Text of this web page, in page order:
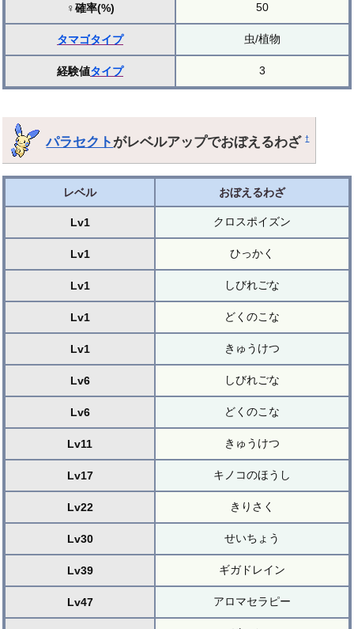
♀確率(%) 50
タマゴタイプ 虫/植物
経験値タイプ 3
パラセクトがレベルアップでおぼえるわざ†
レベル おぼえるわざ
Lv1 クロスポイズン
Lv1 ひっかく
Lv1 しびれごな
Lv1 どくのこな
Lv1 きゅうけつ
Lv6 しびれごな
Lv6 どくのこな
Lv11 きゅうけつ
Lv17 キノコのほうし
Lv22 きりさく
Lv30 せいちょう
Lv39 ギガドレイン
Lv47 アロマセラピー